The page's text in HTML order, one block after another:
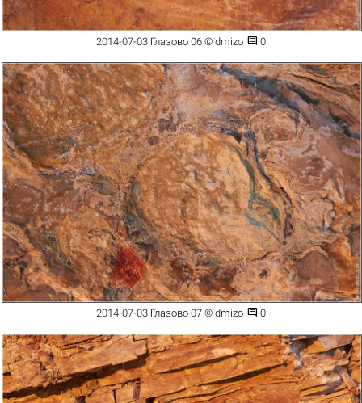
2014-07-03 Глазово 06 © dmizo  0
2014-07-03 Глазово 07 © dmizo  0